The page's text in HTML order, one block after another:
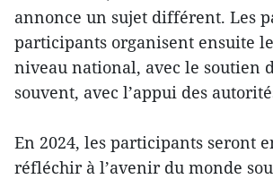
annonce un sujet différent. Les
participants organisent ensuite
niveau national, avec le soutien
souvent, avec l’appui des
En 2024, les participants seront
réfléchir à l’avenir du monde